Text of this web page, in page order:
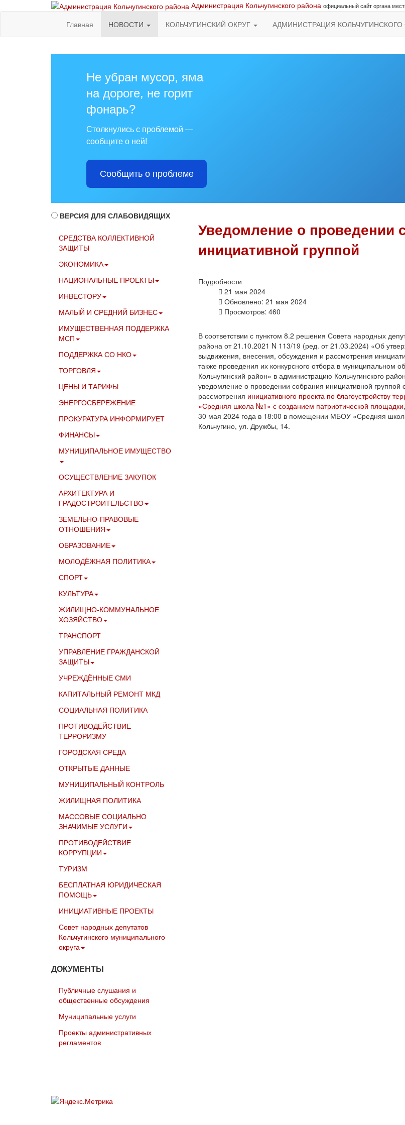
Администрация Кольчугинского района официальный сайт органа
Главная НОВОСТИ КОЛЬЧУГИНСКИЙ ОКРУГ АДМИНИСТРАЦИЯ КОЛЬЧУГИНСКОГО
Не убран мусор, яма
на дороге, не горит
фонарь?
Столкнулись с проблемой —
сообщите о ней!
Сообщить о проблеме
Уведомление о проведении
инициативной группой
Подробности
21 мая 2024
Обновлено: 21 мая 2024
Просмотров: 460
В соответствии с пунктом 8.2 решения Совета народных
района от 21.10.2021 N 113/19 (ред. от 21.03.2024) «Об
выдвижения, внесения, обсуждения и рассмотрения
также проведения их конкурсного отбора в муниципальном
Кольчугинский район» в администрацию Кольчугинского
уведомление о проведении собрания инициативной группой
рассмотрения инициативного проекта по благоустройству
«Средняя школа №1» с созданием патриотической площадки
30 мая 2024 года в 18:00 в помещении МБОУ «Средняя
Кольчугино, ул. Дружбы, 14.
ВЕРСИЯ ДЛЯ СЛАБОВИДЯЩИХ
СРЕДСТВА КОЛЛЕКТИВНОЙ
ЗАЩИТЫ
ЭКОНОМИКА
НАЦИОНАЛЬНЫЕ ПРОЕКТЫ
ИНВЕСТОРУ
МАЛЫЙ И СРЕДНИЙ БИЗНЕС
ИМУЩЕСТВЕННАЯ ПОДДЕРЖКА
МСП
ПОДДЕРЖКА СО НКО
ТОРГОВЛЯ
ЦЕНЫ И ТАРИФЫ
ЭНЕРГОСБЕРЕЖЕНИЕ
ПРОКУРАТУРА ИНФОРМИРУЕТ
ФИНАНСЫ
МУНИЦИПАЛЬНОЕ ИМУЩЕСТВО
ОСУЩЕСТВЛЕНИЕ ЗАКУПОК
АРХИТЕКТУРА И
ГРАДОСТРОИТЕЛЬСТВО
ЗЕМЕЛЬНО-ПРАВОВЫЕ
ОТНОШЕНИЯ
ОБРАЗОВАНИЕ
МОЛОДЁЖНАЯ ПОЛИТИКА
СПОРТ
КУЛЬТУРА
ЖИЛИЩНО-КОММУНАЛЬНОЕ
ХОЗЯЙСТВО
ТРАНСПОРТ
УПРАВЛЕНИЕ ГРАЖДАНСКОЙ
ЗАЩИТЫ
УЧРЕЖДЁННЫЕ СМИ
КАПИТАЛЬНЫЙ РЕМОНТ МКД
СОЦИАЛЬНАЯ ПОЛИТИКА
ПРОТИВОДЕЙСТВИЕ
ТЕРРОРИЗМУ
ГОРОДСКАЯ СРЕДА
ОТКРЫТЫЕ ДАННЫЕ
МУНИЦИПАЛЬНЫЙ КОНТРОЛЬ
ЖИЛИЩНАЯ ПОЛИТИКА
МАССОВЫЕ СОЦИАЛЬНО
ЗНАЧИМЫЕ УСЛУГИ
ПРОТИВОДЕЙСТВИЕ
КОРРУПЦИИ
ТУРИЗМ
БЕСПЛАТНАЯ ЮРИДИЧЕСКАЯ
ПОМОЩЬ
ИНИЦИАТИВНЫЕ ПРОЕКТЫ
Совет народных депутатов
Кольчугинского муниципального
округа
ДОКУМЕНТЫ
Публичные слушания и
общественные обсуждения
Муниципальные услуги
Проекты административных
регламентов